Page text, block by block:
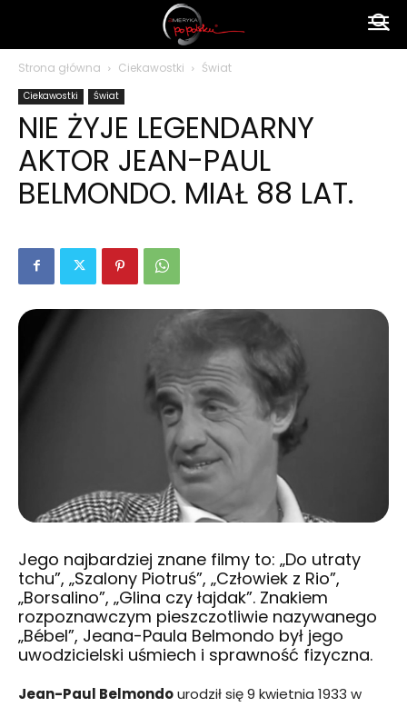
polsku
Strona główna Ciekawostki Świat
Ciekawostki Świat
NIE ŻYJE LEGENDARNY
AKTOR JEAN-PAUL
BELMONDO. MIAŁ 88 LAT.
Jego najbardziej znane filmy to: „Do utraty
tchu”, „Szalony Piotruś”, „Człowiek z Rio”,
„Borsalino”, „Glina czy łajdak”. Znakiem
rozpoznawczym pieszczotliwie nazywanego
„Bébel”, Jeana-Paula Belmondo był jego
uwodzicielski uśmiech i sprawność fizyczna.
Jean-Paul Belmondourodził się 9 kwietnia 1933 w